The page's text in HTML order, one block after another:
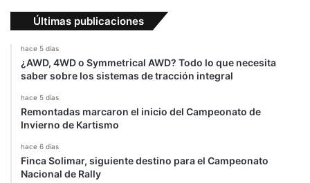
Últimas publicaciones
hace 5 días
¿AWD, 4WD o Symmetrical AWD? Todo lo que necesita
saber sobre los sistemas de tracción integral
hace 5 días
Remontadas marcaron el inicio del Campeonato de
Invierno de Kartismo
hace 6 días
Finca Solimar, siguiente destino para el Campeonato
Nacional de Rally